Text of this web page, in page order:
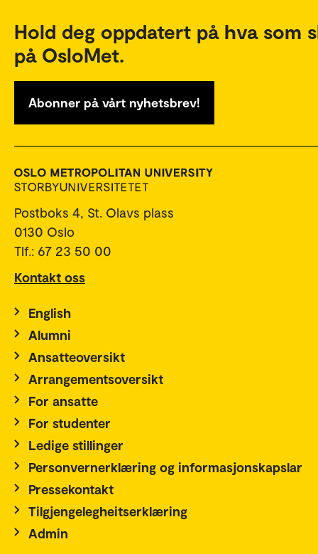
Hold deg oppdatert på hva som
på OsloMet.
Abonner på vårt nyhetsbrev!
Postboks 4, St. Olavs plass
0130 Oslo
Tlf.: 67 23 50 00
Kontakt oss
English
Alumni
Ansatteoversikt
Arrangementsoversikt
For ansatte
For studenter
Ledige stillinger
Personvernerklæring og informasjonskapslar
Pressekontakt
Tilgjengelegheitserklæring
Admin